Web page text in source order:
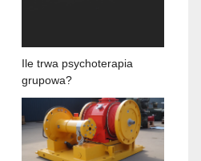
Ile trwa psychoterapia
grupowa?